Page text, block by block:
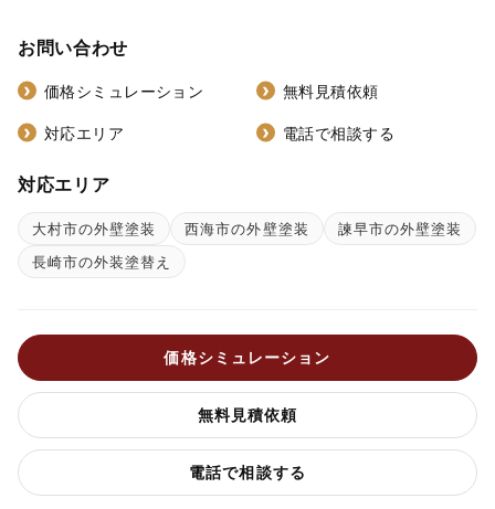
お問い合わせ
価格シミュレーション 無料見積依頼
対応エリア 電話で相談する
対応エリア
大村市の外壁塗装 西海市の外壁塗装
諫早市の外壁塗装
長崎市の外装塗替え
価格シミュレーション
無料見積依頼
電話で相談する